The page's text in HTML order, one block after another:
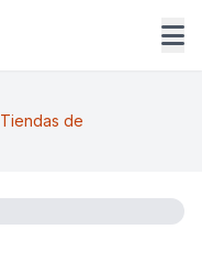
Tiendas de